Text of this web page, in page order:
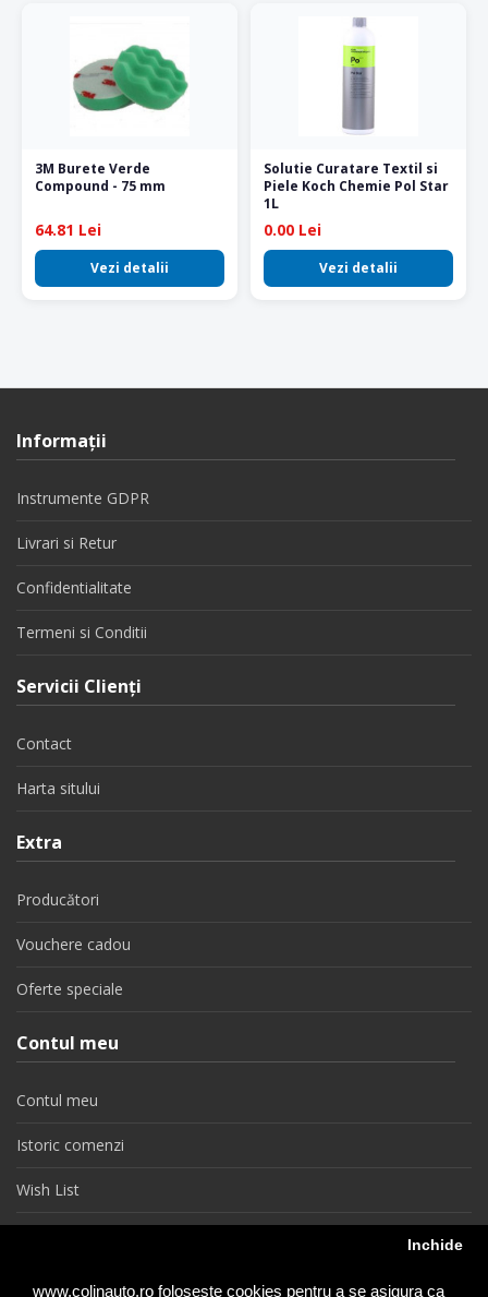
www.colinauto.ro foloseste cookies pentru a se asigura ca
Inchide
3M Burete Verde
Compound - 75 mm
64.81 Lei
Vezi detalii
Solutie Curatare Textil si
Piele Koch Chemie Pol Star
1L
0.00 Lei
Vezi detalii
Informaţii
Instrumente GDPR
Livrari si Retur
Confidentialitate
Termeni si Conditii
Servicii Clienţi
Contact
Harta sitului
Extra
Producători
Vouchere cadou
Oferte speciale
Contul meu
Contul meu
Istoric comenzi
Wish List